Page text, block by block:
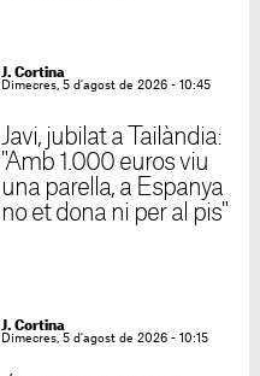
J. Cortina
Dimecres, 5 d'agost de 2026 - 10:45
Javi, jubilat a Tailàndia:
"Amb 1.000 euros viu
una parella, a Espanya
no et dona ni per al pis"
J. Cortina
Dimecres, 5 d'agost de 2026 - 10:15